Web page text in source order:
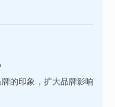
的印象，扩大品牌影响